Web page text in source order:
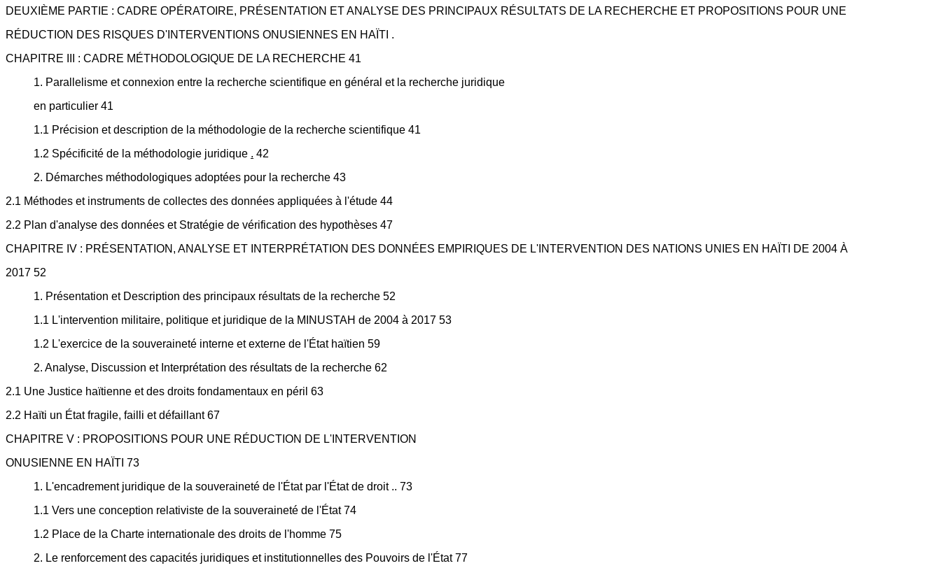
DEUXIÈME PARTIE : CADRE OPÉRATOIRE, PRÉSENTATION ET ANALYSE DES PRINCIPAUX RÉSULTATS DE LA RECHERCHE ET PROPOSITIONS POUR UNE
RÉDUCTION DES RISQUES D'INTERVENTIONS ONUSIENNES EN HAÏTI .
CHAPITRE III : CADRE MÉTHODOLOGIQUE DE LA RECHERCHE 41
1. Parallelisme et connexion entre la recherche scientifique en général et la recherche juridique
en particulier 41
1.1 Précision et description de la méthodologie de la recherche scientifique 41
1.2 Spécificité de la méthodologie juridique . 42
2. Démarches méthodologiques adoptées pour la recherche 43
2.1 Méthodes et instruments de collectes des données appliquées à l'étude 44
2.2 Plan d'analyse des données et Stratégie de vérification des hypothèses 47
CHAPITRE IV : PRÉSENTATION, ANALYSE ET INTERPRÉTATION DES DONNÉES EMPIRIQUES DE L'INTERVENTION DES NATIONS UNIES EN HAÏTI DE 2004 À
2017 52
1. Présentation et Description des principaux résultats de la recherche 52
1.1 L'intervention militaire, politique et juridique de la MINUSTAH de 2004 à 2017 53
1.2 L'exercice de la souveraineté interne et externe de l'État haïtien 59
2. Analyse, Discussion et Interprétation des résultats de la recherche 62
2.1 Une Justice haïtienne et des droits fondamentaux en péril 63
2.2 Haïti un État fragile, failli et défaillant 67
CHAPITRE V : PROPOSITIONS POUR UNE RÉDUCTION DE L'INTERVENTION
ONUSIENNE EN HAÏTI 73
1. L'encadrement juridique de la souveraineté de l'État par l'État de droit .. 73
1.1 Vers une conception relativiste de la souveraineté de l'État 74
1.2 Place de la Charte internationale des droits de l'homme 75
2. Le renforcement des capacités juridiques et institutionnelles des Pouvoirs de l'État 77